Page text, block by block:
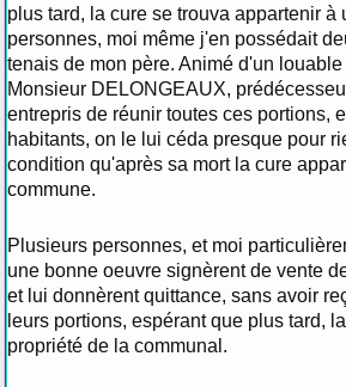
plus tard, la cure se trouva appartenir à
personnes, moi même j'en possédait
tenais de mon père. Animé d'un louable
Monsieur DELONGEAUX,
entrepris de réunir toutes ces portions,
habitants, on le lui céda presque pour
condition qu'après sa mort la cure
commune.
Plusieurs personnes, et moi
une bonne oeuvre signèrent de vente
et lui donnèrent quittance, sans avoir
leurs portions, espérant que plus tard,
propriété de la communal.